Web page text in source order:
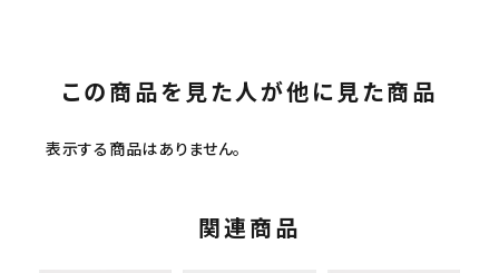
この商品を見た人が他に見た商品
表示する商品はありません。
関連商品